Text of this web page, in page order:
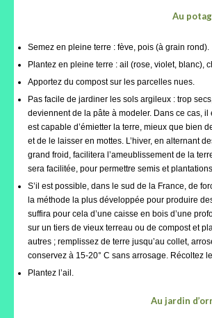
Oiseaux
Et aussi…
Liens préférés de JPL
Dictons
Recettes
Entrées
Plats principaux
Desserts
Au
Semez en pleine terre : fève, pois (à grain rond).
Plantez en pleine terre : ail (rose, violet, blanc),
Apportez du compost sur les parcelles nues.
Pas facile de jardiner les sols argileux : trop
deviennent de la pâte à modeler. Dans ce cas,
est capable d’émietter la terre, mieux que bien
et de le laisser en mottes. L’hiver, en alternant
grand froid, facilitera l’ameublissement de la
sera facilitée, pour permettre semis et
S’il est possible, dans le sud de la France, de
la méthode la plus développée pour produire
suffira pour cela d’une caisse en bois d’une
sur un tiers de vieux terreau ou de compost et
autres ; remplissez de terre jusqu’au collet,
conservez à 15-20° C sans arrosage. Récoltez
Plantez l’ail.
Au jardin